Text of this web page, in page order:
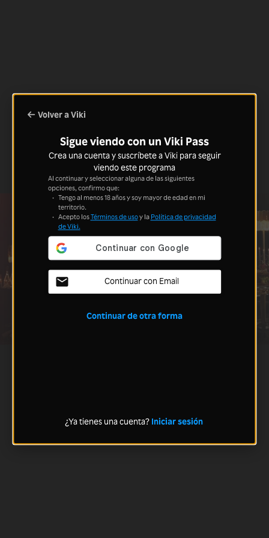
Volver a Viki
Sigue viendo con un Viki Pass
Crea una cuenta y suscríbete a Viki para seguir
viendo este programa
Al continuar y seleccionar alguna de las siguientes
opciones, confirmo que:
Tengo al menos 18 años y soy mayor de edad en mi
territorio.
Acepto losTérminos de usoy la Política de privacidad
de Viki.
Continuar con Email
Continuar de otra forma
¿Ya tienes una cuenta? Iniciar sesión